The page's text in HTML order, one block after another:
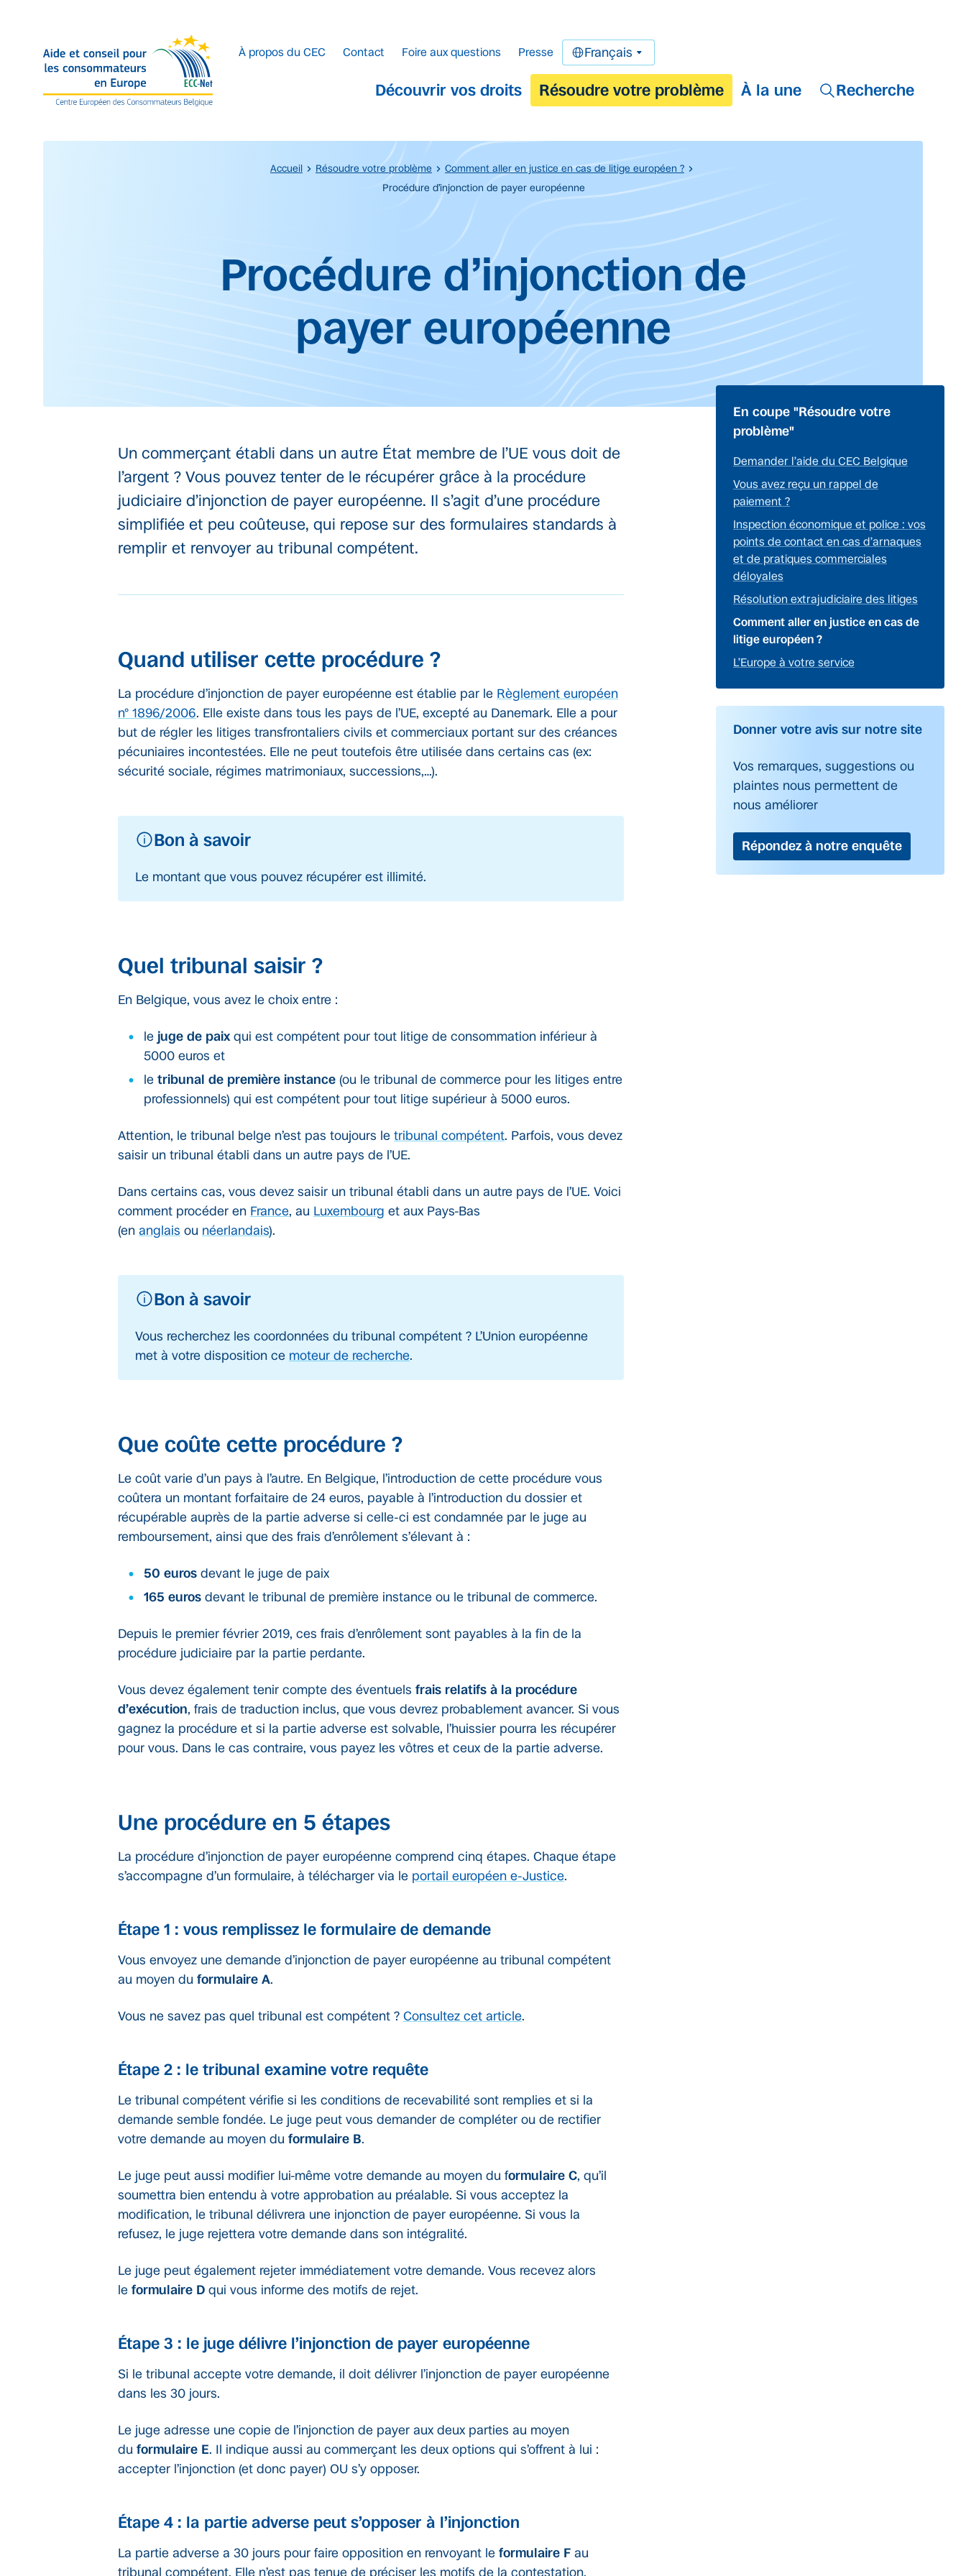
Découvrir vos droits Résoudre votre problème À la une Recherche
À propos du CEC Contact Foire aux questions Presse Français
Accueil Résoudre votre problème
Comment aller en justice en cas de litige européen ?
Procédure d’injonction de payer européenne
Procédure d’injonction de
payer européenne
Un commerçant établi dans un autre État membre de l’UE vous doit de
l’argent ? Vous pouvez tenter de le récupérer grâce à la procédure
judiciaire d’injonction de payer européenne. Il s’agit d’une procédure
simplifiée et peu coûteuse, qui repose sur des formulaires standards à
remplir et renvoyer au tribunal compétent.
Quand utiliser cette procédure ?
La procédure d’injonction de payer européenne est établie par le Règlement européen
n° 1896/2006. Elle existe dans tous les pays de l’UE, excepté au Danemark. Elle a pour
but de régler les litiges transfrontaliers civils et commerciaux portant sur des créances
pécuniaires incontestées. Elle ne peut toutefois être utilisée dans certains cas (ex:
sécurité sociale, régimes matrimoniaux, successions,…).
Bon à savoir
Le montant que vous pouvez récupérer est illimité.
Quel tribunal saisir ?
En Belgique, vous avez le choix entre :
le juge de paixqui est compétent pour tout litige de consommation inférieur à
5000 euros et
le tribunal de première instance (ou le tribunal de commerce pour les litiges entre
professionnels) qui est compétent pour tout litige supérieur à 5000 euros.
Attention, le tribunal belge n’est pas toujours le tribunal compétent. Parfois, vous devez
saisir un tribunal établi dans un autre pays de l’UE.
Dans certains cas, vous devez saisir un tribunal établi dans un autre pays de l’UE. Voici
comment procéder en France, au Luxembourg et aux Pays-Bas
(en anglais ou néerlandais).
Bon à savoir
Vous recherchez les coordonnées du tribunal compétent ? L’Union européenne
met à votre disposition ce moteur de recherche.
Que coûte cette procédure ?
Le coût varie d’un pays à l’autre. En Belgique, l’introduction de cette procédure vous
coûtera un montant forfaitaire de 24 euros, payable à l’introduction du dossier et
récupérable auprès de la partie adverse si celle-ci est condamnée par le juge au
remboursement, ainsi que des frais d’enrôlement s’élevant à :
50 euros devant le juge de paix
165 euros devant le tribunal de première instance ou le tribunal de commerce.
Depuis le premier février 2019, ces frais d’enrôlement sont payables à la fin de la
procédure judiciaire par la partie perdante.
Vous devez également tenir compte des éventuels frais relatifs à la procédure
d’exécution, frais de traduction inclus, que vous devrez probablement avancer. Si vous
gagnez la procédure et si la partie adverse est solvable, l’huissier pourra les récupérer
pour vous. Dans le cas contraire, vous payez les vôtres et ceux de la partie adverse.
Une procédure en 5 étapes
La procédure d’injonction de payer européenne comprend cinq étapes. Chaque étape
s’accompagne d’un formulaire, à télécharger via le portail européen e-Justice.
Étape 1 : vous remplissez le formulaire de demande
Vous envoyez une demande d’injonction de payer européenne au tribunal compétent
au moyen du formulaire A.
Vous ne savez pas quel tribunal est compétent ? Consultez cet article.
Étape 2 : le tribunal examine votre requête
Le tribunal compétent vérifie si les conditions de recevabilité sont remplies et si la
demande semble fondée. Le juge peut vous demander de compléter ou de rectifier
votre demande au moyen du formulaire B.
Le juge peut aussi modifier lui-même votre demande au moyen du formulaire C, qu’il
soumettra bien entendu à votre approbation au préalable. Si vous acceptez la
modification, le tribunal délivrera une injonction de payer européenne. Si vous la
refusez, le juge rejettera votre demande dans son intégralité.
Le juge peut également rejeter immédiatement votre demande. Vous recevez alors
le formulaire D qui vous informe des motifs de rejet.
Étape 3 : le juge délivre l’injonction de payer européenne
Si le tribunal accepte votre demande, il doit délivrer l’injonction de payer européenne
dans les 30 jours.
Le juge adresse une copie de l’injonction de payer aux deux parties au moyen
du formulaire E. Il indique aussi au commerçant les deux options qui s’offrent à lui :
accepter l’injonction (et donc payer) OU s’y opposer.
Étape 4 : la partie adverse peut s’opposer à l’injonction
La partie adverse a 30 jours pour faire opposition en renvoyant le formulaire F au
tribunal compétent. Elle n’est pas tenue de préciser les motifs de la contestation.
En coupe "Résoudre votre
problème"
Demander l’aide du CEC Belgique
Vous avez reçu un rappel de
paiement ?
Inspection économique et police : vos
points de contact en cas d’arnaques
et de pratiques commerciales
déloyales
Résolution extrajudiciaire des litiges
Comment aller en justice en cas de
litige européen ?
L’Europe à votre service
Donner votre avis sur notre site
Vos remarques, suggestions ou
plaintes nous permettent de
nous améliorer
Répondez à notre enquête